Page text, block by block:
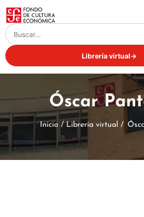
Librería virtual→
Óscar
Inicio / Librería virtual /